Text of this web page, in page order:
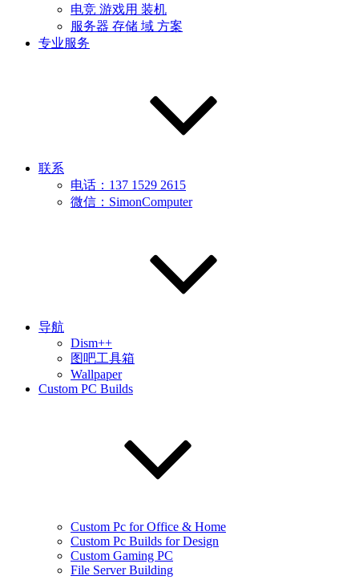
电竞 游戏用 装机
服务器 存储 域 方案
专业服务
联系
电话：137 1529 2615
微信：SimonComputer
导航
Dism++
图吧工具箱
Wallpaper
Custom PC Builds
Custom Pc for Office & Home
Custom Pc Builds for Design
Custom Gaming PC
File Server Building